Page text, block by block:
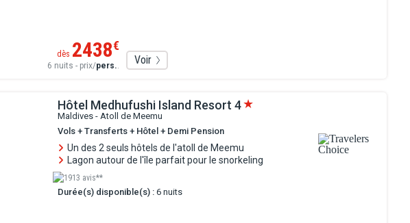
dès 2438€
6 nuits - prix/pers. Voir
Hôtel Medhufushi Island Resort 4
Maldives - Atoll de Meemu
Vols + Transferts + Hôtel + Demi Pension
Un des 2 seuls hôtels de l'atoll de Meemu
Lagon autour de l'île parfait pour le snorkeling
1913 avis**
Durée(s) disponible(s) : 6 nuits